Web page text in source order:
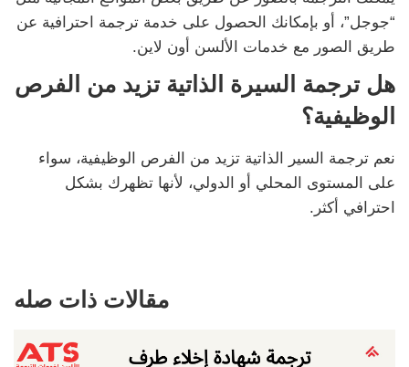
“جوجل”، أو بإمكانك الحصول على خدمة ترجمة احترافية عن
طريق الصور مع خدمات الألسن أون لاين.
هل ترجمة السيرة الذاتية تزيد من الفرص
الوظيفية؟
نعم ترجمة السير الذاتية تزيد من الفرص الوظيفية، سواء
على المستوى المحلي أو الدولي، لأنها تظهرك بشكل
احترافي أكثر.
مقالات ذات صله